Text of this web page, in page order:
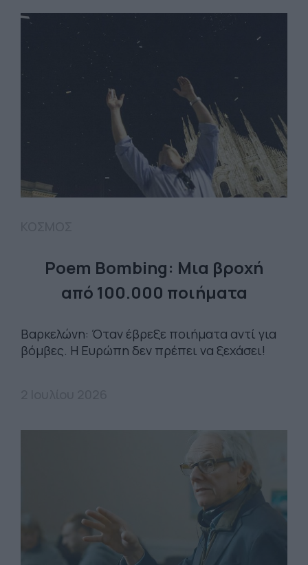
Poem Bombing: Mια βροχή
από 100.000 ποιήματα
Βαρκελώνη: Όταν έβρεξε ποιήματα αντί για
βόμβες. Η Ευρώπη δεν πρέπει να ξεχάσει!